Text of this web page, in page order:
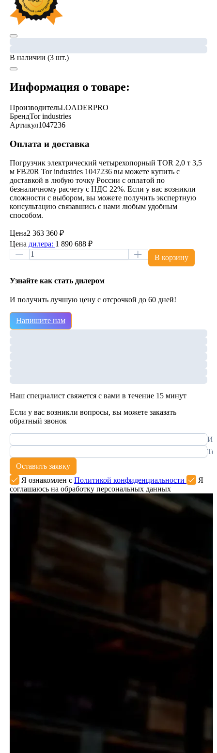
В наличии (3 шт.)
Информация о товаре:
ПроизводительLOADERPRO
БрендTor industries
Артикул1047236
Оплата и доставка
Погрузчик электрический четырехопорный TOR 2,0 т 3,5
м FB20R Tor industries 1047236 вы можете купить с
доставкой в любую точку России с оплатой по
безналичному расчету с НДС 22%. Если у вас возникли
сложности с выбором, вы можете получить экспертную
консультацию связавшись с нами любым удобным
способом.
Цена2 363 360 ₽
Цена дилера: 1 890 688 ₽
В корзину
Узнайте как стать дилером
И получить лучшую цену с отсрочкой до 60 дней!
Напишите нам
Наш специалист свяжется с вами в течение 15 минут
Если у вас возникли вопросы, вы можете заказать
обратный звонок
Оставить заявку
Я ознакомлен с Политикой конфиденциальности
Я
соглашаюсь на обработку персональных данных